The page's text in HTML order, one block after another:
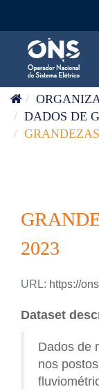
DADOS DE
2023
URL: https://ons-aws-prod-
Dataset
Dados de
nos